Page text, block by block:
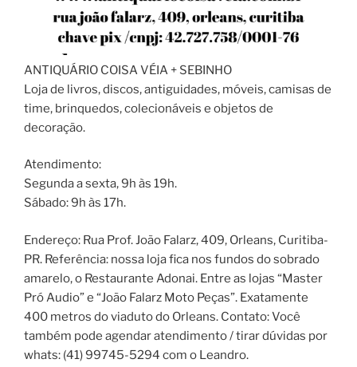
ANTIQUÁRIO COISA VÉIA + SEBINHO
Loja de livros, discos, antiguidades, móveis, camisas de
time, brinquedos, colecionáveis e objetos de
decoração.
Atendimento:
Segunda a sexta, 9h às 19h.
Sábado: 9h às 17h.
Endereço: Rua Prof. João Falarz, 409, Orleans, Curitiba-
PR. Referência: nossa loja fica nos fundos do sobrado
amarelo, o Restaurante Adonai. Entre as lojas “Master
Pró Audio” e “João Falarz Moto Peças”. Exatamente
400 metros do viaduto do Orleans. Contato: Você
também pode agendar atendimento / tirar dúvidas por
whats: (41) 99745-5294 com o Leandro.